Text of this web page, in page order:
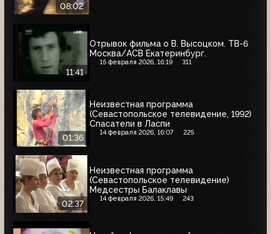
08:02
11:41
Отрывок фильма о В. Высоцком. ТВ-6
Москва/АСВ Екатеринбург.
15 февраля 2026, 16:19 311
01:36
Неизвестная программа
(Севастопольское телевидение, 1992)
Спасатели в Ласпи
14 февраля 2026, 16:07 225
02:37
Неизвестная программа
(Севастопольское телевидение)
Медсестры Балаклавы
14 февраля 2026, 15:49 243